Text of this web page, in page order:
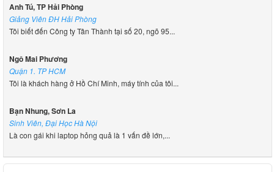
Anh Tú, TP Hải Phòng
Giảng Viên ĐH Hải Phòng
Tôi biết đến Công ty Tân Thành tại số 20, ngõ 95...
Ngô Mai Phương
Quận 1. TP HCM
Tôi là khách hàng ở Hồ Chí Minh, máy tính của tôi...
Bạn Nhung, Sơn La
Sinh Viên, Đại Học Hà Nội
Là con gái khi laptop hỏng quả là 1 vấn đề lớn,...